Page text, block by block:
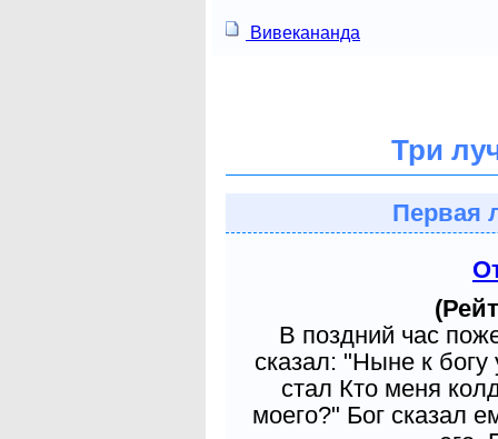
Вивекананда
Три
Первая
В поздний час
сказал: "Ныне к
стал Кто меня
моего?" Бог сказал